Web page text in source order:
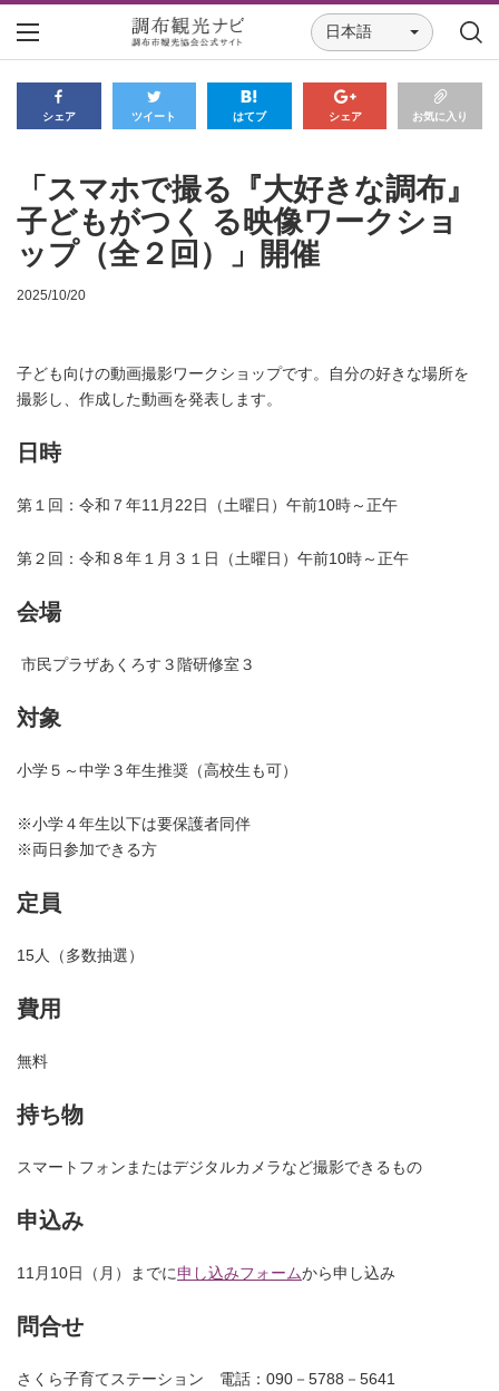
日本語
シェア ツイート はてブ シェア お気に入り
「スマホで撮る『大好きな調布』
子どもがつく る映像ワークショ
ップ（全２回）」開催
2025/10/20
子ども向けの動画撮影ワークショップです。自分の好きな場所を
撮影し、作成した動画を発表します。
日時
第１回：令和７年11月22日（土曜日）午前10時～正午
第２回：令和８年１月３１日（土曜日）午前10時～正午
会場
市民プラザあくろす３階研修室３
対象
小学５～中学３年生推奨（高校生も可）
※小学４年生以下は要保護者同伴
※両日参加できる方
定員
15人（多数抽選）
費用
無料
持ち物
スマートフォンまたはデジタルカメラなど撮影できるもの
申込み
11月10日（月）までに申し込みフォームから申し込み
問合せ
さくら子育てステーション 電話：090－5788－5641